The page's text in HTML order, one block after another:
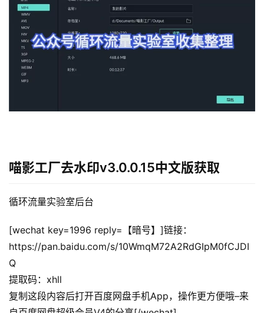
喵影工厂去水印v3.0.0.15中文版获取
循环流量实验室后台
[wechat key=1996 reply=【暗号】]链接：
https://pan.baidu.com/s/10WmqM72A2RdGIpM0fCJDI
Q
提取码：xhll
复制这段内容后打开百度网盘手机App，操作更方便哦–来